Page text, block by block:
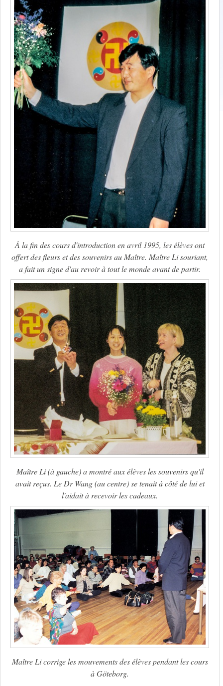
À la fin des cours d'introduction en avril 1995, les élèves ont
offert des fleurs et des souvenirs au Maître. Maître Li souriant,
a fait un signe d'au revoir à tout le monde avant de partir.
Maître Li (à gauche) a montré aux élèves les souvenirs qu'il
avait reçus. Le Dr Wang (au centre) se tenait à côté de lui et
l'aidait à recevoir les cadeaux.
Maître Li corrige les mouvements des élèves pendant les cours
à Göteborg.